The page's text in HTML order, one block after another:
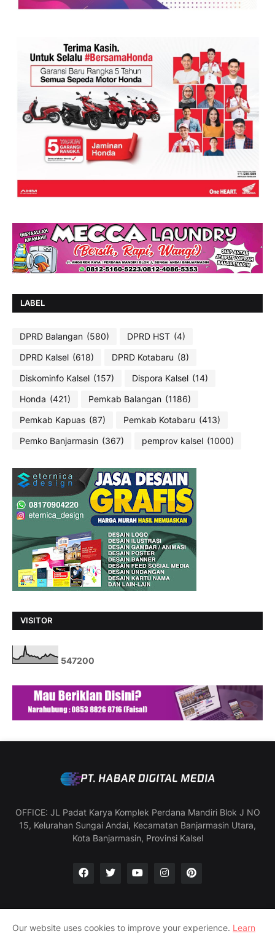
LABEL
DPRD Balangan (580) DPRD HST (4)
DPRD Kalsel (618) DPRD Kotabaru (8)
Diskominfo Kalsel (157) Dispora Kalsel (14)
Honda (421) Pemkab Balangan (1186)
Pemkab Kapuas (87) Pemkab Kotabaru (413)
Pemko Banjarmasin (367) pemprov kalsel (1000)
VISITOR
547200
OFFICE: JL Padat Karya Komplek Perdana Mandiri Blok J NO
15, Kelurahan Sungai Andai, Kecamatan Banjarmasin Utara,
Kota Banjarmasin, Provinsi Kalsel
Manajemen & Redaksi SOP Wartawan
Our website uses cookies to improve your experience. Learn